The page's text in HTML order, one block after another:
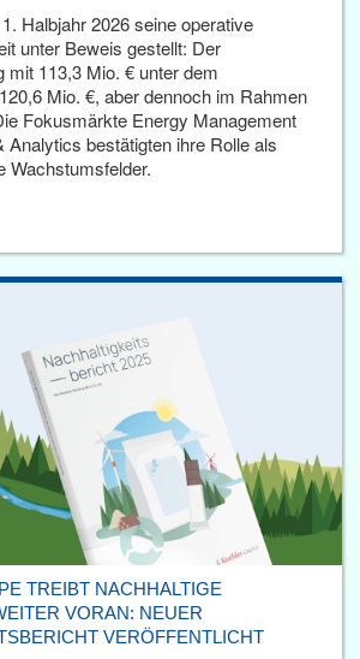
Halbjahr 2026 seine operative
unter Beweis gestellt: Der
mit 113,3 Mio. € unter dem
Mio. €, aber dennoch im Rahmen
Fokusmärkte Energy Management
Analytics bestätigten ihre Rolle als
Wachstumsfelder.
TREIBT NACHHALTIGE
VORAN: NEUER
VERÖFFENTLICHT